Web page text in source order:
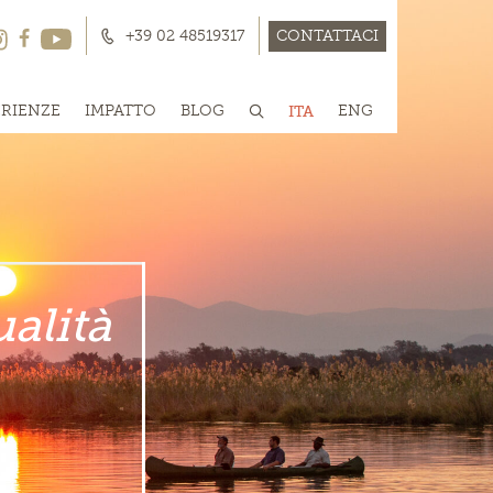
IMPATTO BLOG ENG
ITA
+39 02 48519317 CONTATTACI